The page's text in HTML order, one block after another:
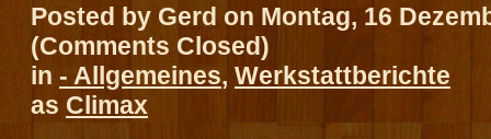
Posted by Gerd on Montag, 16
(Comments Closed)
in - Allgemeines, Werkstattberichte
as Climax